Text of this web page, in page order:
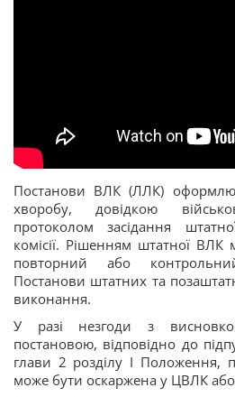
Постанови ВЛК (ЛЛК)
хворобу, довідкою
протоколом засідання
комісії. Рішенням штатної
повторний або
Постанови штатних та
виконання.
У разі незгоди з
постановою, відповідно до
глави 2 розділу I Положення,
може бути оскаржена у ЦВЛК